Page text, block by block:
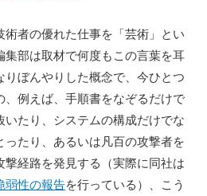
者の優れた仕事を「芸術」とい
集部は取材で何度もこの言葉を耳
ぼんやりした概念で、今ひとつ
例えば、手順書をなぞるだけで
たり、システムの構成だけでな
ったり、あるいは凡百の攻撃者を
経路を発見する（実際に同社は
弱性の報告を行っている）、こう